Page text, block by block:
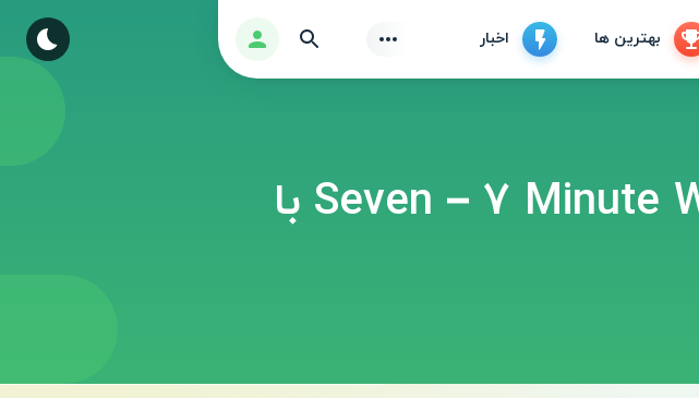
بهترین ها اخبار ورود Find
دانلود ورژن هکی بازی Seven – 7 Minute Workout با